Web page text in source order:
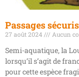
Passages
27 août 2024 Aucun
Semi-aquatique, la
lorsqu’il s’agit de
pour cette espèce